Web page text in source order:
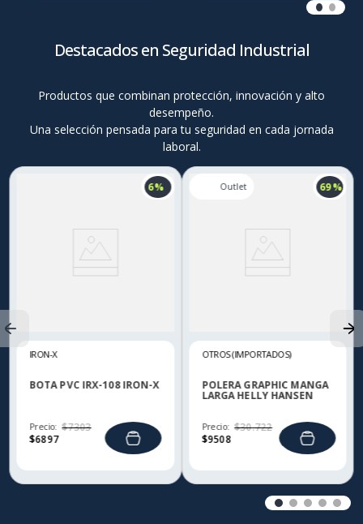
Destacados en Seguridad Industrial
Productos que combinan protección, innovación y alto
desempeño.
Una selección pensada para tu seguridad en cada jornada
laboral.
6 %
IRON-X
BOTA PVC IRX-108 IRON-X
Precio:
$6897
$7303
69 %
OTROS (IMPORTADOS)
POLERA GRAPHIC MANGA
LARGA HELLY HANSEN
Precio:
$9508
$30.722